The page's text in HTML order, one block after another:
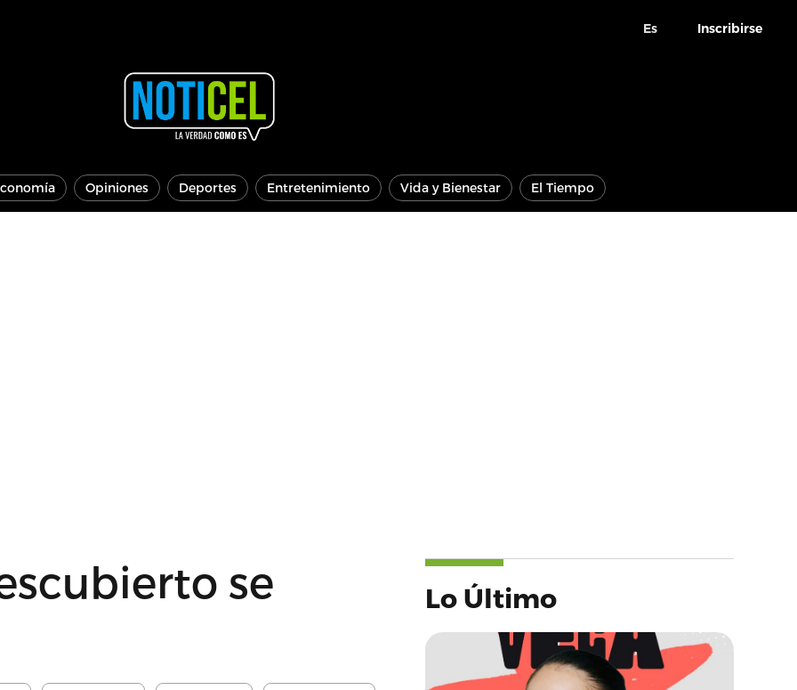
Es Inscribirse
Opiniones Deportes Entretenimiento Vida y Bienestar El Tiempo
se
Lo Último